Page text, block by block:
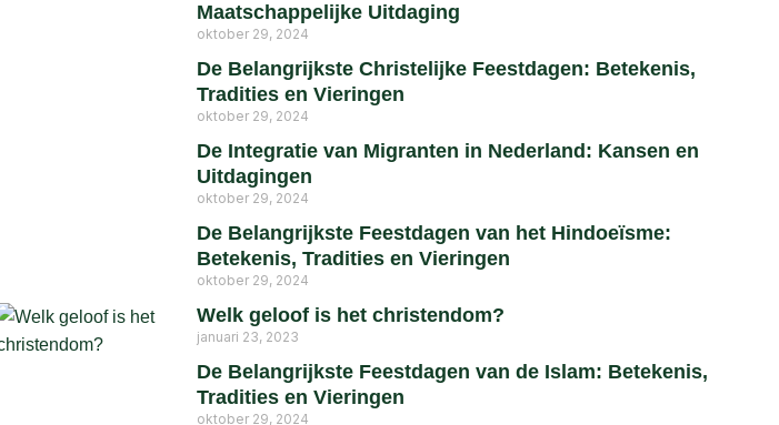
Maatschappelijke Uitdaging
oktober 29, 2024
De Belangrijkste Christelijke Feestdagen: Betekenis,
Tradities en Vieringen
oktober 29, 2024
De Integratie van Migranten in Nederland: Kansen en
Uitdagingen
oktober 29, 2024
De Belangrijkste Feestdagen van het Hindoeïsme:
Betekenis, Tradities en Vieringen
oktober 29, 2024
Welk geloof is het christendom?
januari 23, 2023
De Belangrijkste Feestdagen van de Islam: Betekenis,
Tradities en Vieringen
oktober 29, 2024